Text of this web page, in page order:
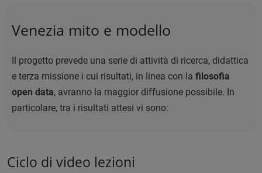
Venezia mito e modello
Il progetto prevede una serie di attività di ricerca, didattica
e terza missione i cui risultati, in linea con la filosofia
open data, avranno la maggior diffusione possibile. In
particolare, tra i risultati attesi vi sono:
Ciclo di video lezioni